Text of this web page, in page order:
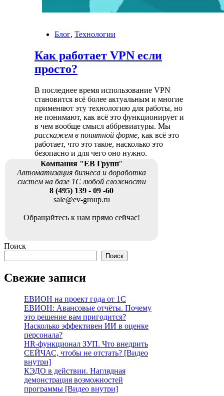
Блог, Технологии
Как работает VPN если
просто?
В последнее время использование VPN
становится всё более актуальным и многие
применяют эту технологию для работы, но
не понимают, как всё это функционирует и
в чем вообще смысл аббревиатуры. Мы
расскажем в понятной форме, как всё это
работает, что это такое, насколько это
безопасно и для чего оно нужно.
Компания "ЕВ Групп"
Автоматизация бизнеса и доработка
систем на базе 1С любой сложности
8 (495) 139 - 09 -60
sale@ev-group.ru
Обращайтесь к нам прямо сейчас!
Поиск
Поиск
Свежие записи
ЕВИОН на проект года от 1С
ЕВИОН: Авансовые отчёты. Почему
это решение вам пригодится?
Насколько эффективен ИИ в оценке
персонала?
HR-функционал ЗУП. Что внедрить
СЕЙЧАС, чтобы не отстать? [Видео
внутри]
КЭДО в действии. Наглядная
демонстрация возможностей
программы [Видео внутри]